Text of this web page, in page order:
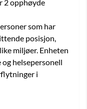
2 opphøyde
som har
posisjon,
miljøer. Enheten
helsepersonell
i